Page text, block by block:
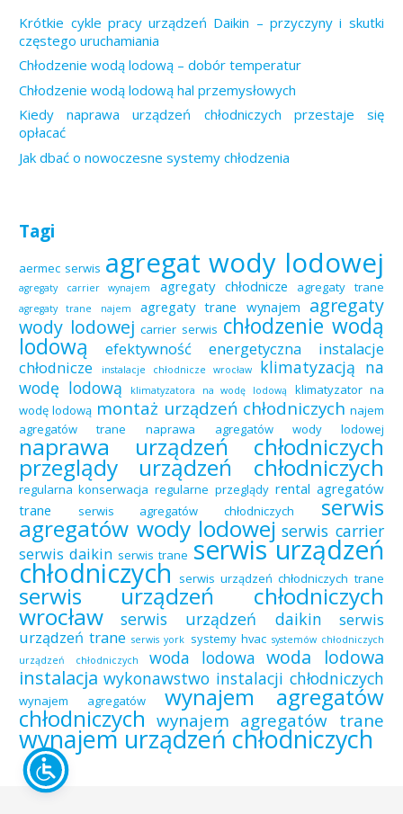
Krótkie cykle pracy urządzeń Daikin – przyczyny i skutki
częstego uruchamiania
Chłodzenie wodą lodową – dobór temperatur
Chłodzenie wodą lodową hal przemysłowych
Kiedy naprawa urządzeń chłodniczych przestaje się
opłacać
Jak dbać o nowoczesne systemy chłodzenia
Tagi
aermec serwis agregat wody lodowej
agregaty carrier wynajem agregaty chłodnicze agregaty trane
agregaty trane najem agregaty trane wynajem agregaty
wody lodowej carrier serwis chłodzenie wodą
lodową efektywność energetyczna
instalacje
chłodnicze
instalacje chłodnicze wrocław
klimatyzacją na
wodę lodową
klimatyzatora na wodę lodową
klimatyzator na
wodę lodową montaż urządzeń chłodniczych najem
agregatów trane
naprawa agregatów wody lodowej
naprawa urządzeń chłodniczych
przeglądy urządzeń chłodniczych
regularna konserwacja regularne przeglądy rental agregatów
trane
serwis agregatów chłodniczych serwis
agregatów wody lodowej serwis carrier
serwis daikin serwis trane serwis urządzeń
chłodniczych serwis urządzeń chłodniczych trane
serwis urządzeń chłodniczych
wrocław serwis urządzeń daikin
serwis
urządzeń trane serwis york systemy hvac systemów chłodniczych
urządzeń chłodniczych
woda lodowa woda lodowa
instalacja wykonawstwo instalacji chłodniczych
wynajem agregatów wynajem agregatów
chłodniczych wynajem agregatów trane
wynajem urządzeń chłodniczych